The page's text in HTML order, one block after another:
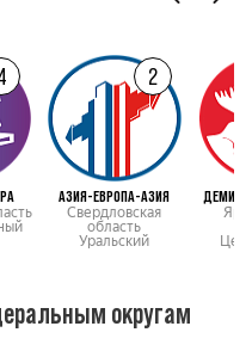
2
АЗИЯ-ЕВРОПА-АЗИЯ
Свердловская
область
Уральский
округам